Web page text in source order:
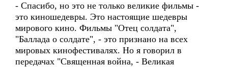
- Спасибо, но это не только великие фильмы -
это киношедевры. Это настоящие шедевры
мирового кино. Фильмы "Отец солдата",
"Баллада о солдате", - это признано на всех
мировых кинофестивалях. Но я говорил в
передачах "Священная война, - Великая